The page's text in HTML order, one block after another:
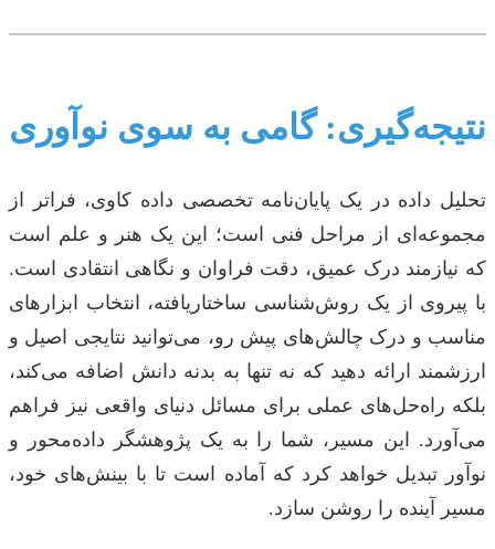
نتیجه‌گیری: گامی به سوی نوآوری
تحلیل داده در یک پایان‌نامه تخصصی داده کاوی، فراتر از
مجموعه‌ای از مراحل فنی است؛ این یک هنر و علم است
که نیازمند درک عمیق، دقت فراوان و نگاهی انتقادی است.
با پیروی از یک روش‌شناسی ساختاریافته، انتخاب ابزارهای
مناسب و درک چالش‌های پیش رو، می‌توانید نتایجی اصیل و
ارزشمند ارائه دهید که نه تنها به بدنه دانش اضافه می‌کند،
بلکه راه‌حل‌های عملی برای مسائل دنیای واقعی نیز فراهم
می‌آورد. این مسیر، شما را به یک پژوهشگر داده‌محور و
نوآور تبدیل خواهد کرد که آماده است تا با بینش‌های خود،
مسیر آینده را روشن سازد.